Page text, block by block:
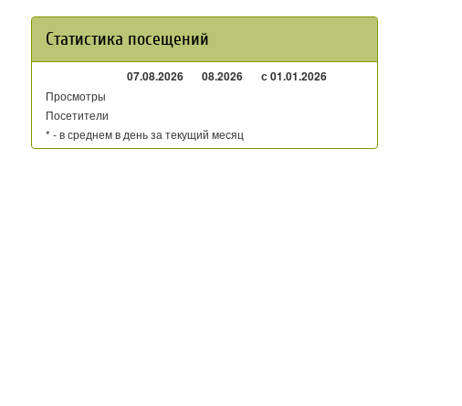
Статистика посещений
07.08.2026 08.2026 с 01.01.2026
Просмотры
Посетители
* - в среднем в день за текущий месяц